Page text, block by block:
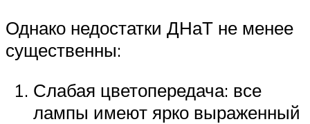
Однако недостатки ДНаТ не менее
существенны:
Слабая цветопередача: все
лампы имеют ярко выраженный